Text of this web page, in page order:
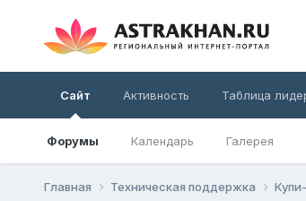
Сайт
Форумы Календарь Галерея
Активность Таблица
Главная Техническая поддержка